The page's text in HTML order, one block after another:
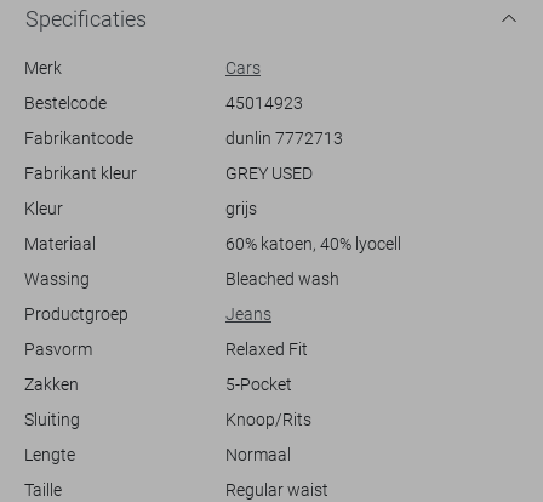
praktisch. Gemaakt van een combinatie van 60% katoen en 40%
lyocell, zorgt deze denim voor een zachte en duurzame
draagervaring, perfect voor dagelijks gebruik.
combineren met verschillende kleuren en stijlen. Of je nu een dagje in
de stad doorbrengt of een casual bijeenkomst met vrienden hebt,
deze jeans past altijd. De normale lengte en subtiele details zorgen
kiest voor sneakers of nette schoenen, met deze Cars jeans ben je
altijd goed gekleed voor de gelegenheid.
Specificaties
Merk
Cars
Bestelcode
45014923
Fabrikantcode
dunlin 7772713
Fabrikant kleur
GREY USED
Kleur
grijs
Materiaal
60% katoen, 40% lyocell
Wassing
Bleached wash
Productgroep
Jeans
Pasvorm
Relaxed Fit
Zakken
5-Pocket
Sluiting
Knoop/Rits
Lengte
Normaal
Taille
Regular waist